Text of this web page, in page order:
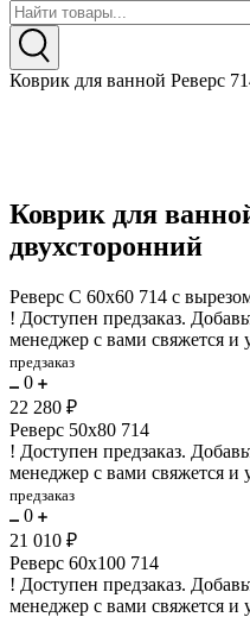
Коврик для ванной Реверс
Коврик для
двухсторонний
Реверс C 60х60 714 с
! Доступен предзаказ.
менеджер с вами свяжется и
предзаказ
0
22 280 ₽
Реверс 50х80 714
! Доступен предзаказ.
менеджер с вами свяжется и
предзаказ
0
21 010 ₽
Реверс 60х100 714
! Доступен предзаказ.
менеджер с вами свяжется и